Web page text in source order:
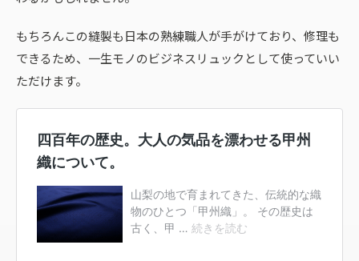
もちろんこの縫製も日本の熟練職人が手がけており、修理も
できるため、一生モノのビジネスリュックとして使っていい
ただけます。